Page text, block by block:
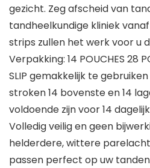
gezicht. Zeg afscheid van
tandheelkundige kliniek
strips zullen het werk voor u
Verpakking: 14 POUCHES 28
SLIP gemakkelijk te
stroken 14 bovenste en 14
voldoende zijn voor 14
Volledig veilig en geen
helderdere, wittere
passen perfect op uw